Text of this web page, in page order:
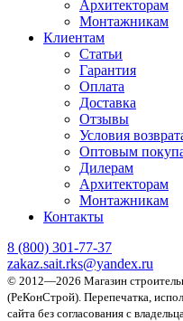
Архитекторам
Монтажникам
Клиентам
Статьи
Гарантия
Оплата
Доставка
Отзывы
Условия
Оптовым
Дилерам
Архитекторам
Монтажникам
Контакты
8 (800) 301-77-37
zakaz.sait.rks@yandex.ru
© 2012—2026 Магазин
(РеКонСтрой). Перепечатка,
сайта без согласования с